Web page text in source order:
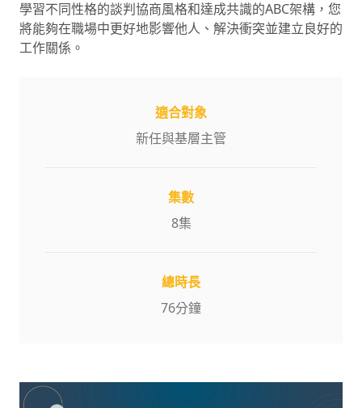
學習不同性格的談判協商風格和達成共識的ABC架構，您
將能夠在職場中更好地影響他人、解決衝突並建立良好的
工作關係。
適合對象
新任與基層主管
集數
8集
總時長
76分鐘